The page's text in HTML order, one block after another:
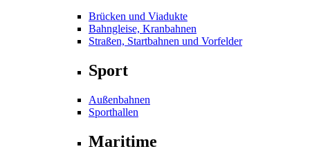
Brücken und Viadukte
Bahngleise, Kranbahnen
Straßen, Startbahnen und Vorfelder
Sport
Außenbahnen
Sporthallen
Maritime